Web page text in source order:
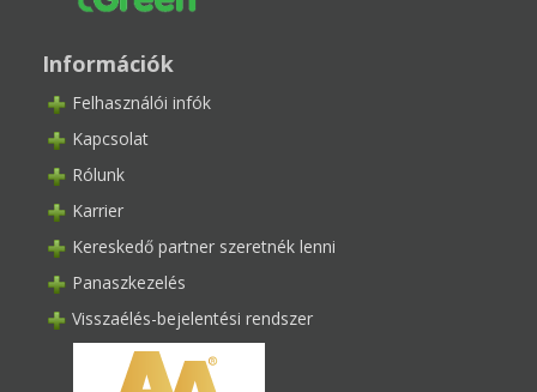
Információk
Felhasználói infók
Kapcsolat
Rólunk
Karrier
Kereskedő partner szeretnék lenni
Panaszkezelés
Visszaélés-bejelentési rendszer